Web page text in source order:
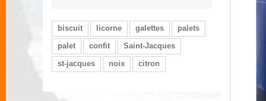
biscuit licorne galettes
palets
palet
confit
Saint-Jacques
st-jacques
noix citron